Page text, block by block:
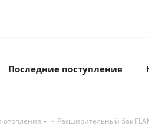
Последние поступления
отопления - Расширительный бак